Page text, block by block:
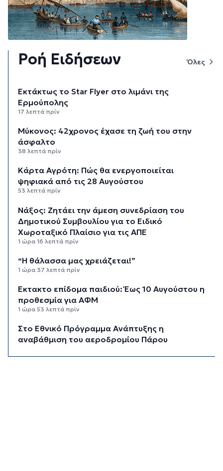
Ροή Ειδήσεων Όλες
Εκτάκτως το Star Flyer στο λιμάνι της
Ερμούπολης
17 λεπτά πρίν
Μύκονος: 42χρονος έχασε τη ζωή του στην
άσφαλτο
38 λεπτά πρίν
Κάρτα Αγρότη: Πώς θα ενεργοποιείται
ψηφιακά από τις 28 Αυγούστου
53 λεπτά πρίν
Νάξος: Ζητάει την άμεση συνεδρίαση του
Δημοτικού Συμβουλίου για το Ειδικό
Χωροταξικό Πλαίσιο για τις ΑΠΕ
1 ώρα 16 λεπτά πρίν
“Η θάλασσα μας χρειάζεται!”
1 ώρα 37 λεπτά πρίν
Έκτακτο επίδομα παιδιού: Έως 10 Αυγούστου η
προθεσμία για ΑΦΜ
1 ώρα 53 λεπτά πρίν
Στο Εθνικό Πρόγραμμα Ανάπτυξης η
αναβάθμιση του αεροδρομίου Πάρου